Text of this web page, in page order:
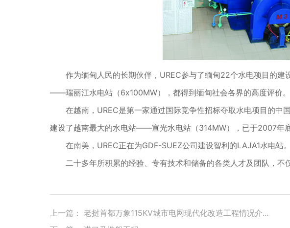
作为缅甸人民的长期伙伴，UREC参与了缅甸22个水电项目的
——瑞丽江水电站（6x100MW），都得到缅甸社会各界的高度评价。
在越南，UREC是第一家通过国际竞争性招标夺取水电项目的中
建设了越南最大的水电站——宣光水电站（314MW），已于2007年底
在南美，UREC正在为GDF-SUEZ公司建设智利的LAJA1水电站。
二十多年所积累的经验、专有技术和储备的各类人才及团队，不
上一篇： 老挝首都万象115KV城市电网现代化改造工程情况介...